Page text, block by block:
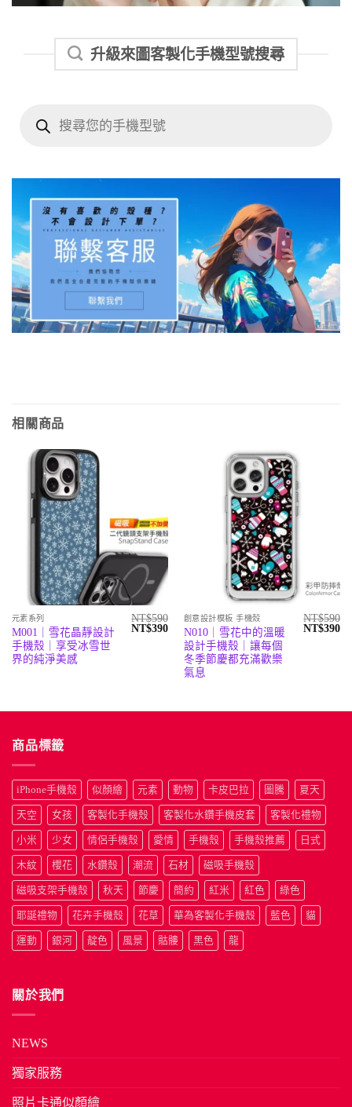
升級來圖客製化手機型號搜尋
search
相關商品
元素系列
M001｜雪花晶靜設計
手機殼｜享受冰雪世
界的純淨美感
NT$590
原
NT$390目
格：
NT$390。
創意設計模板 手機殼
N010｜雪花中的溫暖
設計手機殼｜讓每個
冬季節慶都充滿歡樂
氣息
NT$590
原
NT$390目
商品標籤
iPhone手機殼 似顏繪 元素 動物 卡皮巴拉 圖騰 夏天
天空 女孩 客製化手機殼 客製化水鑽手機皮套 客製化禮物
小米 少女 情侶手機殼 愛情 手機殼 手機殼推薦 日式
木紋 櫻花 水鑽殼 潮流 石材 磁吸手機殼
磁吸支架手機殼 秋天 節慶 簡約 紅米 紅色 綠色
耶誕禮物 花卉手機殼 花草 華為客製化手機殼 藍色 貓
運動 銀河 靛色 風景 骷髏 黑色 龍
關於我們
NEWS
獨家服務
照片卡通似顏繪